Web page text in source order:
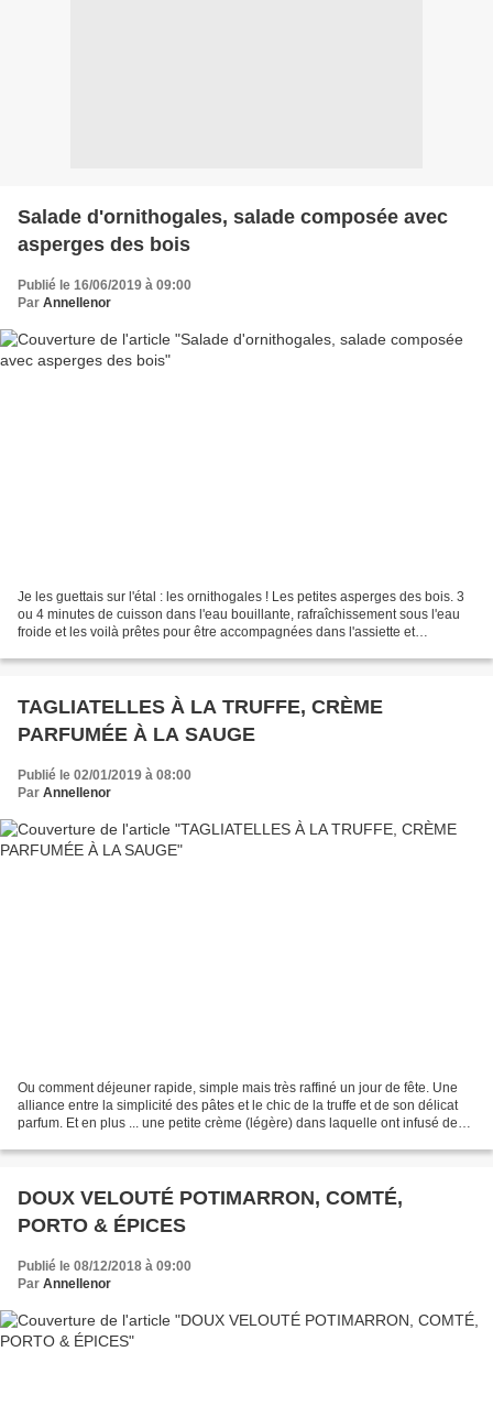
Salade d'ornithogales, salade composée avec
asperges des bois
Publié le 16/06/2019 à 09:00
Par Annellenor
Je les guettais sur l'étal : les ornithogales ! Les petites asperges des bois. 3
ou 4 minutes de cuisson dans l'eau bouillante, rafraîchissement sous l'eau
froide et les voilà prêtes pour être accompagnées dans l'assiette et
TAGLIATELLES À LA TRUFFE, CRÈME
PARFUMÉE À LA SAUGE
Publié le 02/01/2019 à 08:00
Par Annellenor
Ou comment déjeuner rapide, simple mais très raffiné un jour de fête. Une
alliance entre la simplicité des pâtes et le chic de la truffe et de son délicat
parfum. Et en plus ... une petite crème (légère) dans laquelle ont infusé des
DOUX VELOUTÉ POTIMARRON, COMTÉ,
PORTO & ÉPICES
Publié le 08/12/2018 à 09:00
Par Annellenor